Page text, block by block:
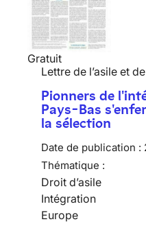
Gratuit
Lettre de l’asile et
Pionners de
Pays-Bas
la sélection
Date de publication :
Thématique :
Droit d’asile
Intégration
Europe